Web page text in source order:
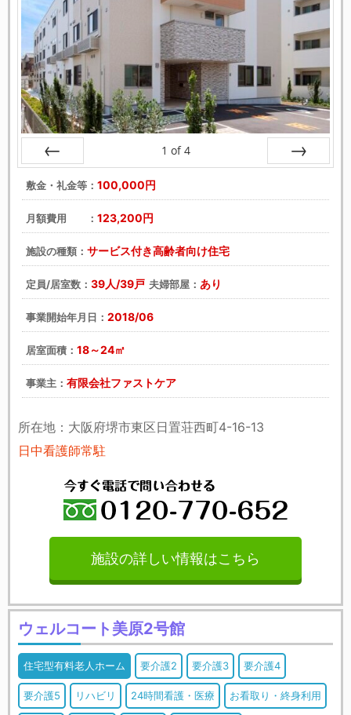
戻る
1 of 4
敷金・礼金等： 100,000円
月額費用 ： 123,200円
施設の種類： サービス付き高齢者向け住宅
定員/居室数： 39人/39戸 夫婦部屋： あり
事業開始年月日： 2018/06
居室面積： 18～24㎡
事業主： 有限会社ファストケア
所在地：大阪府堺市東区日置荘西町4-16-13
日中看護師常駐
施設の詳しい情報はこちら
ウェルコート美原2号館
住宅型有料老人ホーム 要介護2 要介護3 要介護4
要介護5 リハビリ 24時間看護・医療 お看取り・終身利用